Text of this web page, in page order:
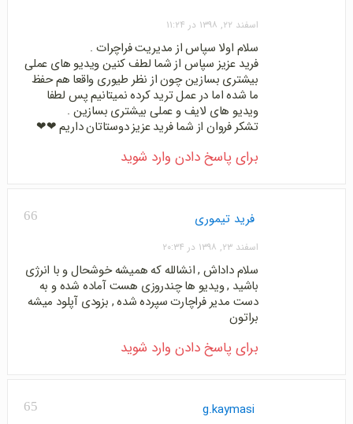
اسفند ۲۲, ۱۳۹۸ در ۱۱:۲۴
سلام اولا سپاس از مدیریت فراچرات .
فرید عزیز سپاس از شما لطف کنین ویدیو های عملی
بیشتری بسازین چون از نظر طیوری واقعا هم حفظ
ما شده اما در عمل ترید کرده نمیتانیم پس لطفا
ویدیو های لایف و عملی بیشتری بسازین .
تشکر فروان از شما فرید عزیز دوستاتان داریم ❤❤
برای پاسخ دادن وارد شوید
66 فرید تیموری
اسفند ۲۳, ۱۳۹۸ در ۲۰:۳۴
سلام داداش , انشالله که همیشه خوشحال و با انرژی
باشید , ویدیو ها چندروزی هست آماده شده و به
دست مدیر فراچارت سپرده شده , بزودی آپلود میشه
براتون
برای پاسخ دادن وارد شوید
65 g.kaymasi